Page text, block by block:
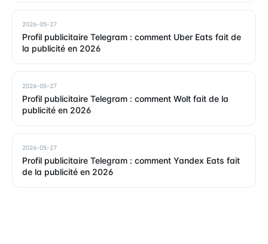
2026-05-27
Profil publicitaire Telegram : comment Uber Eats fait de
la publicité en 2026
2026-05-27
Profil publicitaire Telegram : comment Wolt fait de la
publicité en 2026
2026-05-27
Profil publicitaire Telegram : comment Yandex Eats fait
de la publicité en 2026